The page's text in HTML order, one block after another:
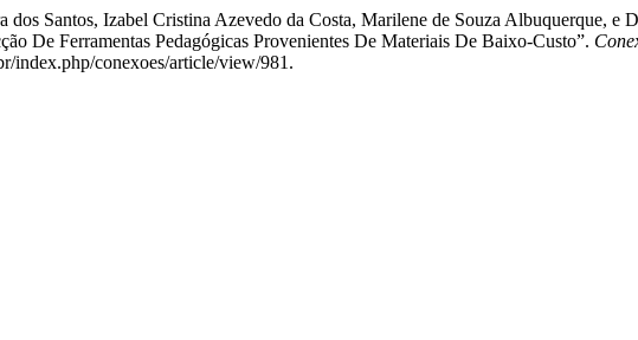
dos Santos, Izabel Cristina Azevedo da Costa, Marilene de Souza Albuquerque,
De Ferramentas Pedagógicas Provenientes De Materiais De Baixo-Custo”.
index.php/conexoes/article/view/981.